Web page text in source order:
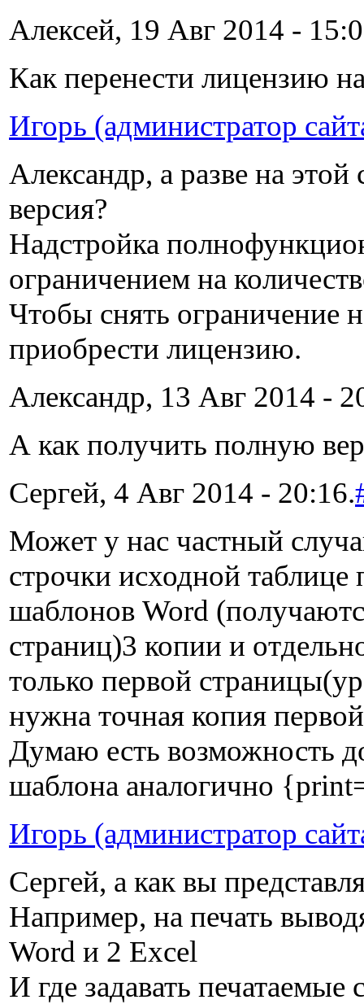
Алексей, 19 Авг 2014 -
Как перенести лицензию
Игорь (администратор
Александр, а разве на этой
версия?
Надстройка
ограничением на
Чтобы снять ограничение
приобрести лицензию.
Александр, 13 Авг 2014 -
А как получить полную
Сергей, 4 Авг 2014 - 20:16.
Может у нас частный
строчки исходной таблице
шаблонов Word
страниц)3 копии и
только первой
нужна точная копия
Думаю есть возможность
шаблона аналогично
Игорь (администратор
Сергей, а как вы
Например, на печать
Word и 2 Excel
И где задавать печатаемые